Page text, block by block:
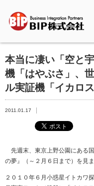
本当に凄い「空と
機「はやぶさ」、
ル実証機「イカロ
2011.01.17
先週末、東京上野公園にある
の夢』（～２月６日まで）を見ま
２０１０年６月小惑星イトカワ